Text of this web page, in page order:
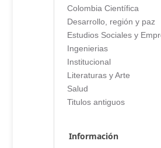
Colombia Científica
Desarrollo, región y paz
Estudios Sociales y
Ingenierias
Institucional
Literaturas y Arte
Salud
Titulos antiguos
Información